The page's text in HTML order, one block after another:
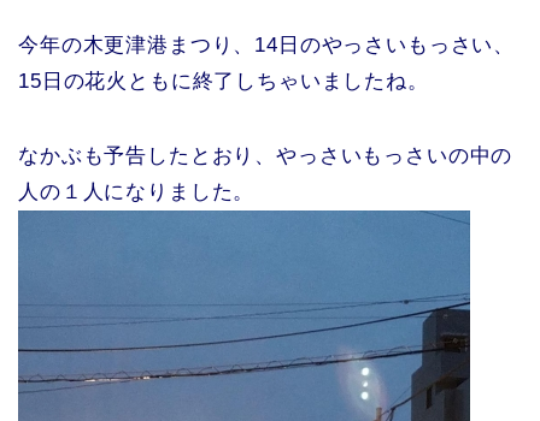
今年の木更津港まつり、14日のやっさいもっさい、
15日の花火ともに終了しちゃいましたね。
なかぶも予告したとおり、やっさいもっさいの中の
人の１人になりました。